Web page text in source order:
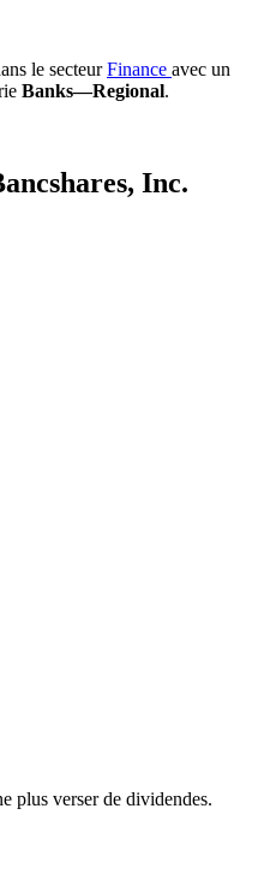
le secteurFinance avec un
Banks—Regional.
Inc.
plus verser de dividendes.